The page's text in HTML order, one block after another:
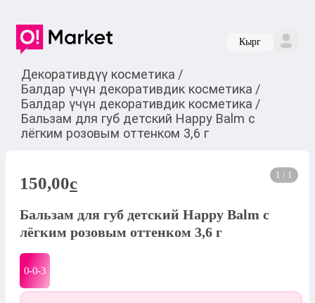
Кырг
Декоративдүү косметика /
Балдар үчүн декоративдик косметика /
Балдар үчүн декоративдик косметика /
Бальзам для губ детский Happy Balm с
лёгким розовым оттенком 3,6 г
1 / 1
150,00c
Бальзам для губ детский Happy Balm с
лёгким розовым оттенком 3,6 г
0-0-3